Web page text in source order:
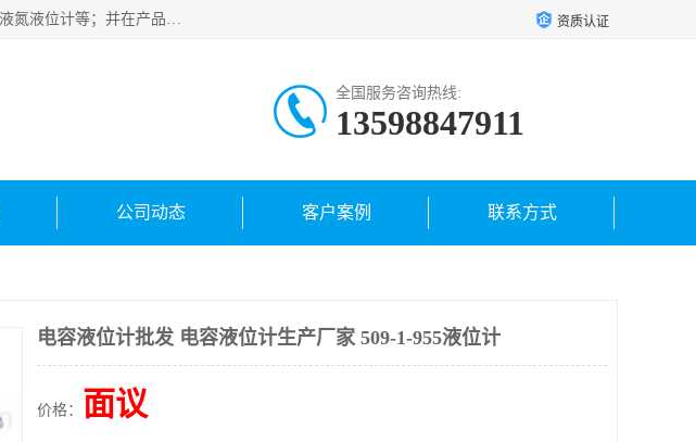
河南福瑞德仪表有限公司是生产销售电容液位计、液氨液位计、小量程液位计定制、智能锅炉水位计、液氮液位计等；并在产品开发、研制的过程中，吸取国内外仪器仪表的技术精华，建立了一支高、精、尖的科研开发队伍，使产品性能不断升级。 资质认证
全国服务咨询热线:
13598847911
公司动态 客户案例 联系方式
电容液位计批发 电容液位计生产厂家 509-1-955液位计
价格： 面议